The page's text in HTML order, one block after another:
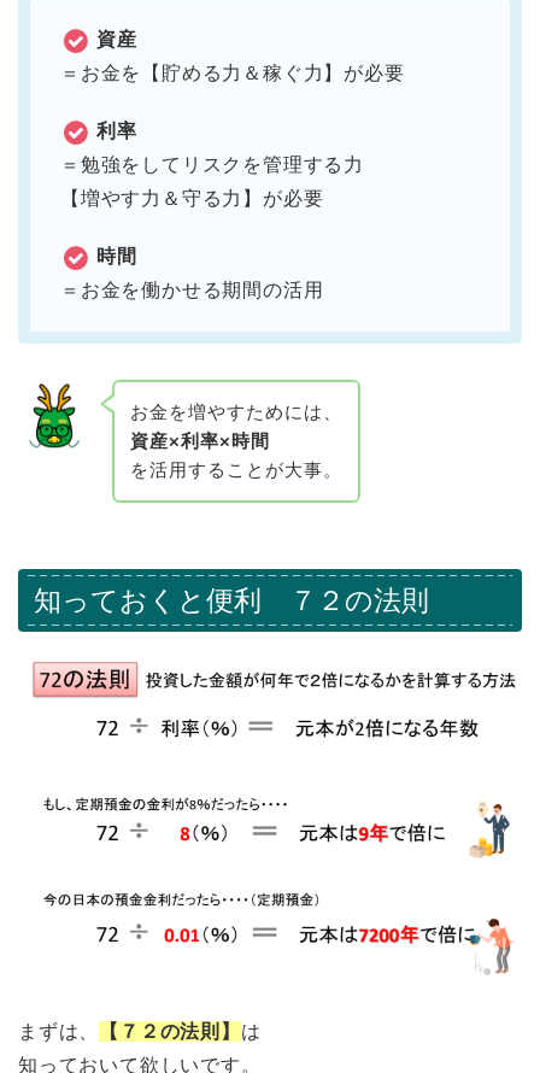
資産
＝お金を【貯める力＆稼ぐ力】が必要
利率
＝勉強をしてリスクを管理する力
【増やす力＆守る力】が必要
時間
＝お金を働かせる期間の活用
お金を増やすためには、
資産×利率×時間
を活用することが大事。
知っておくと便利 ７２の法則
まずは、 【７２の法則】 は
知っておいて欲しいです。